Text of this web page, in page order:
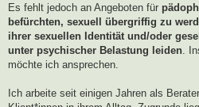
Es fehlt jedoch an Angeboten für
befürchten, sexuell übergriffig zu
ihrer sexuellen Identität und/oder
unter psychischer Belastung leiden .
möchte ich ansprechen.
Ich arbeite seit einigen Jahren als